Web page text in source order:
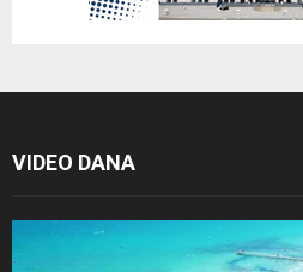
VIDEO DANA